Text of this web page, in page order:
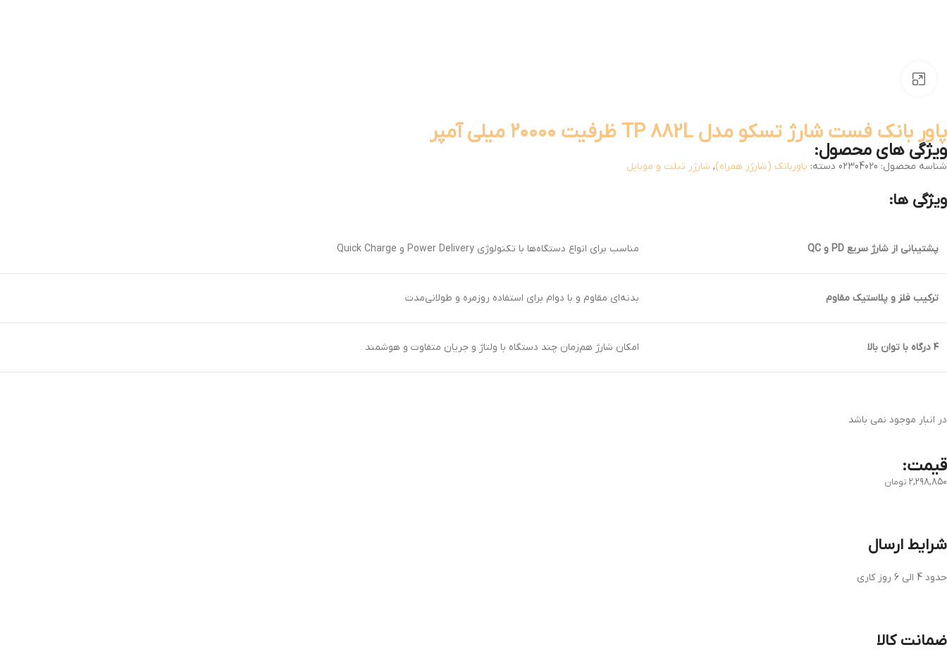
پاور بانک فست شارژ تسکو مدل TP 882L ظرفیت ۲۰۰۰۰ میلی آمپر
ویژگی های محصول:
شناسه محصول: 02304020 دسته: پاوربانک (شارژر همراه), شارژر تبلت و موبایل
ویژگی ها:
پشتیبانی از شارژ سریع مناسب برای انواع دستگاه‌ها با تکنولوژی Power Delivery و Quick Charge
ترکیب فلز و پلاستیک مقاوم بدنه‌ای مقاوم و با دوام برای استفاده روزمره و طولانی‌مدت
۴ درگاه با توان بالا امکان شارژ هم‌زمان چند دستگاه با ولتاژ و جریان متفاوت و هوشمند
در انبار موجود نمی باشد
قیمت:
۲,۲۹۸,۸۵۰ تومان
شرایط ارسال
حدود 4 الی 6 روز کاری
ضمانت کالا